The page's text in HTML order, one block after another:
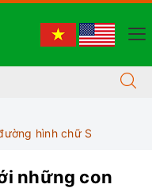
hình chữ S
những con